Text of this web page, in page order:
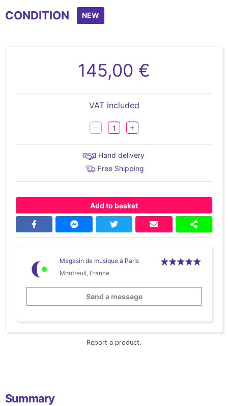
CONDITION NEW
145,00 €
VAT included
Hand delivery
Free Shipping
Add to basket
Magasin de musique à Paris
Montreuil, France
Send a message
Report a product.
Summary